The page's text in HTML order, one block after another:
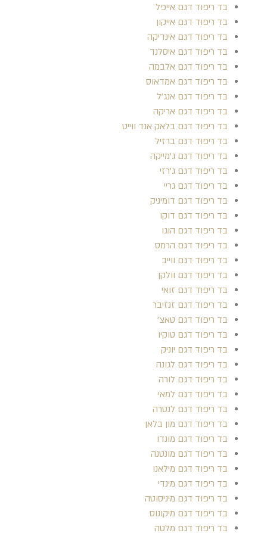
בד ריפוד דגם אייפל
בד ריפוד דגם אייקון
בד ריפוד דגם אינדיקה
בד ריפוד דגם איסלנד
בד ריפוד דגם אלבמה
בד ריפוד דגם אמדאוס
בד ריפוד דגם אנג'ל
בד ריפוד דגם אריקה
בד ריפוד דגם בלאק אנד ווייט
בד ריפוד דגם ברזיל
בד ריפוד דגם ג'מייקה
בד ריפוד דגם ג'רזי
בד ריפוד דגם גריי
בד ריפוד דגם דומיניק
בד ריפוד דגם דוקו
בד ריפוד דגם הוגו
בד ריפוד דגם הרמס
בד ריפוד דגם ווייב
בד ריפוד דגם וולקן
בד ריפוד דגם זואי
בד ריפוד דגם זנזיבר
בד ריפוד דגם טאצ'
בד ריפוד דגם טוקיו
בד ריפוד דגם יוניק
בד ריפוד דגם לגונה
בד ריפוד דגם לורה
בד ריפוד דגם למאי
בד ריפוד דגם לנטרה
בד ריפוד דגם מון בלאן
בד ריפוד דגם מונדו
בד ריפוד דגם מונטנה
בד ריפוד דגם מילאנו
בד ריפוד דגם מינדי
בד ריפוד דגם מיניסוטה
בד ריפוד דגם מיקונוס
בד ריפוד דגם מלטה